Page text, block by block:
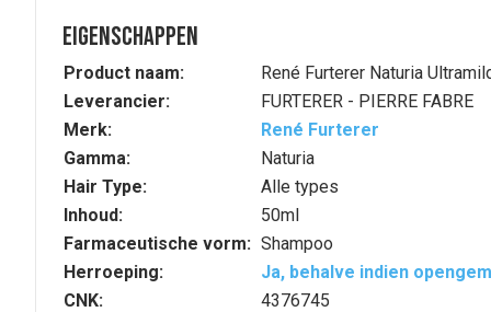
Eigenschappen
Product naam:
René Furterer Naturia
Leverancier:
FURTERER - PIERRE FABRE
Merk:
René Furterer
Gamma:
Naturia
Hair Type:
Alle types
Inhoud:
50ml
Farmaceutische vorm: Shampoo
Herroeping:
Ja, behalve indien
CNK:
4376745